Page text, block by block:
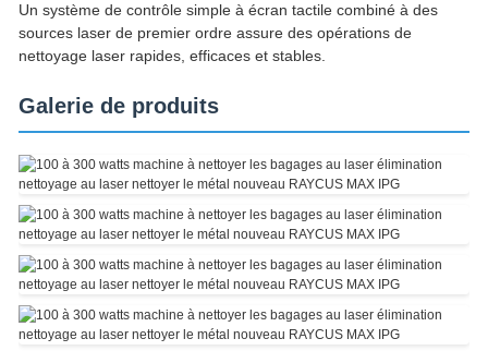
Un système de contrôle simple à écran tactile combiné à des
sources laser de premier ordre assure des opérations de
nettoyage laser rapides, efficaces et stables.
Galerie de produits